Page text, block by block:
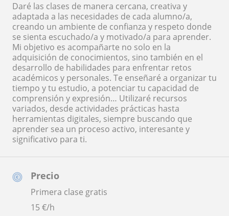
Precio
Primera clase gratis
15€/h
Daré las clases de manera cercana, creativa y
adaptada a las necesidades de cada alumno/a,
creando un ambiente de confianza y respeto donde
se sienta escuchado/a y motivado/a para aprender.
Mi objetivo es acompañarte no solo en la
adquisición de conocimientos, sino también en el
desarrollo de habilidades para enfrentar retos
académicos y personales. Te enseñaré a organizar tu
tiempo y tu estudio, a potenciar tu capacidad de
comprensión y expresión… Utilizaré recursos
variados, desde actividades prácticas hasta
herramientas digitales, siempre buscando que
aprender sea un proceso activo, interesante y
significativo para ti.